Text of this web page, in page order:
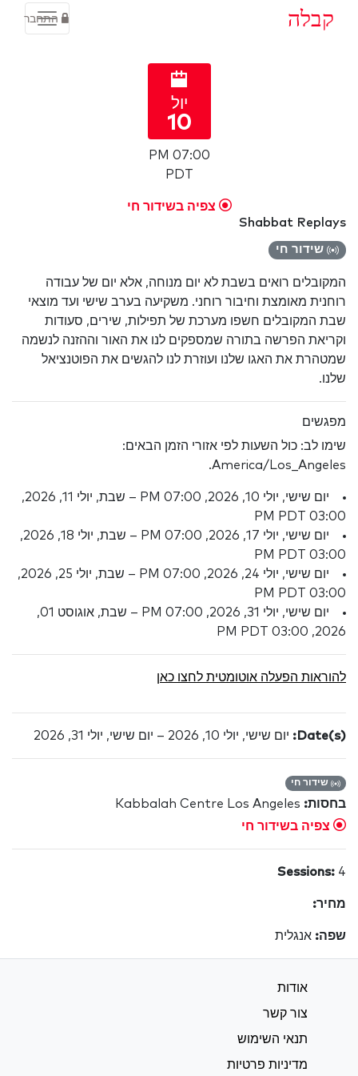
קבלה התחבר
יול
10
07:00 PM
PDT
צפיה בשידור חי
Shabbat Replays
שידור חי
המקובלים רואים בשבת לא יום מנוחה, אלא יום של עבודה
רוחנית מאומצת וחיבור רוחני. משקיעה בערב שישי ועד מוצאי
שבת המקובלים חשפו מערכת של תפילות, שירים, סעודות
וקריאת הפרשה בתורה שמספקים לנו את האור וההזנה לנשמה
שמטהרת את האגו שלנו ועוזרת לנו להגשים את הפוטנציאל
שלנו.
מפגשים
שימו לב: כול השעות לפי אזורי הזמן הבאים:
America/Los_Angeles.
יום שישי, יולי 10, 2026, 07:00 PM – שבת, יולי 11, 2026,
03:00 PM PDT
יום שישי, יולי 17, 2026, 07:00 PM – שבת, יולי 18, 2026,
03:00 PM PDT
יום שישי, יולי 24, 2026, 07:00 PM – שבת, יולי 25, 2026,
03:00 PM PDT
יום שישי, יולי 31, 2026, 07:00 PM – שבת, אוגוסט 01,
2026, 03:00 PM PDT
להוראות הפעלה אוטומטית לחצו כאן
Date(s): יום שישי, יולי 10, 2026 – יום שישי, יולי 31, 2026
שידור חי
בחסות: Kabbalah Centre Los Angeles
צפיה בשידור חי
Sessions: 4
מחיר:
שפה: אנגלית
אודות
צור קשר
תנאי השימוש
מדיניות פרטיות